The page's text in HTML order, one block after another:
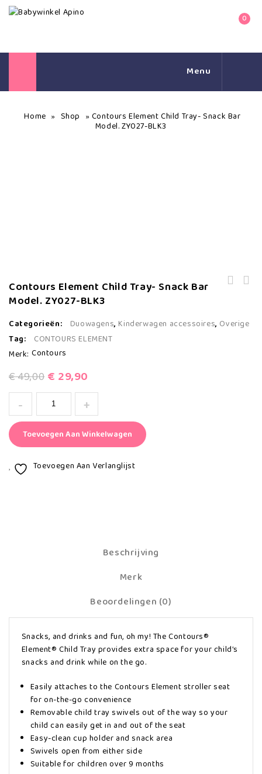
0
Menu
Home » Shop » Contours Element Child Tray- Snack Bar
Model. ZY027-BLK3
Contours Element Child Tray- Snack Bar
Model. ZY027-BLK3
Categorieën: Duowagens,Kinderwagen accessoires, Overige
Tag:
CONTOURS ELEMENT
Merk: Contours
€49,00 € 29,90
Toevoegen Aan Winkelwagen
Toevoegen Aan Verlanglijst
Beschrijving
Merk
Beoordelingen (0)
Snacks, and drinks and fun, oh my! The Contours®
Element® Child Tray provides extra space for your child’s
snacks and drink while on the go.
Easily attaches to the Contours Element stroller seat
for on-the-go convenience
Removable child tray swivels out of the way so your
child can easily get in and out of the seat
Easy-clean cup holder and snack area
Swivels open from either side
Suitable for children over 9 months